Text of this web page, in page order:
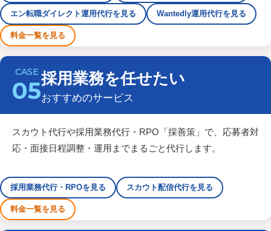
エン転職ダイレクト運用代行を見る Wantedly運用代行を見る
料金一覧を見る
05採用業務を任せたい
おすすめのサービス
スカウト代行や採用業務代行・RPO「採善策」で、応募者対
応・面接日程調整・運用までまるごと代行します。
採用業務代行・RPOを見る スカウト配信代行を見る
料金一覧を見る